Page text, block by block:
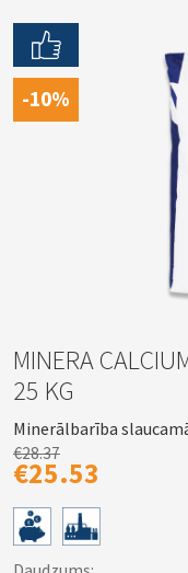
-10%
MINERA
25 KG
Minerālbarība
€28.37
€25.53